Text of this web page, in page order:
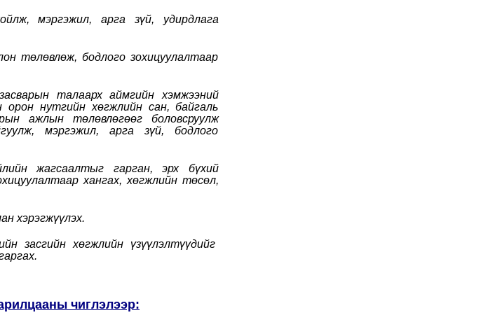
мэргэжил, арга зүй, удирдлага
төлөвлөж, бодлого зохицуулалтаар
талаарх аймгийн хэмжээний
орон нутгийн хөгжлийн сан, байгаль
ажлын төлөвлөгөөг боловсруулж
мэргэжил, арга зүй, бодлого
жагсаалтыг гарган, эрх бүхий
хангах, хөгжлийн төсөл,
хэрэгжүүлэх.
засгийн хөгжлийн үзүүлэлтүүдийг
чиглэлээр: